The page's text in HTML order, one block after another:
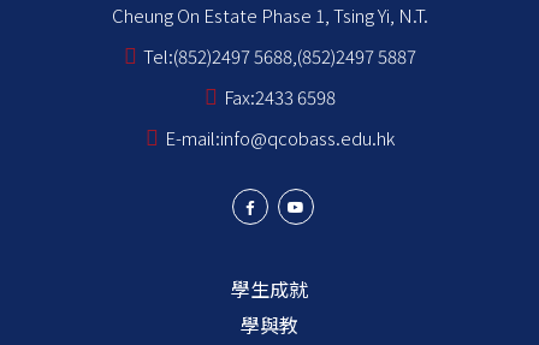
Cheung On Estate Phase 1, Tsing Yi, N.T.
Tel:(852)2497 5688,(852)2497 5887
Fax:2433 6598
E-mail:info@qcobass.edu.hk
學生成就
學與教